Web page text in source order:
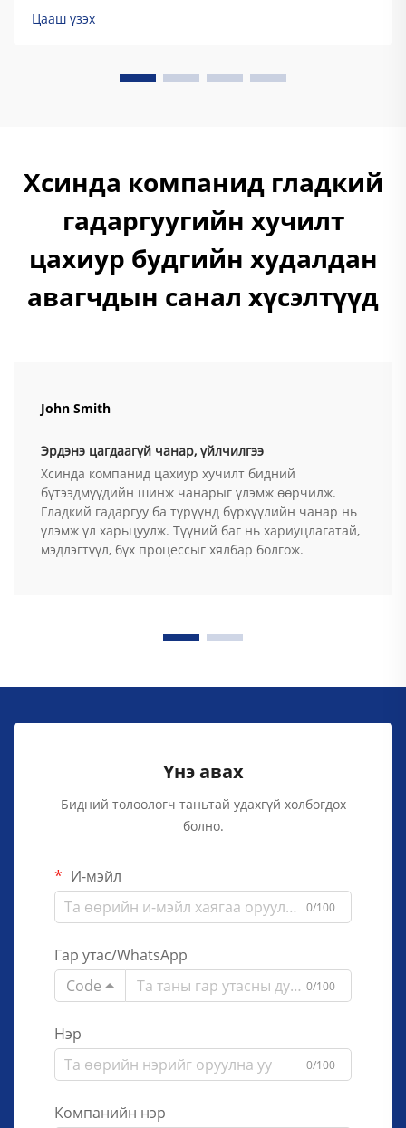
тусгай термосет полимер найрлагад суурилж.
Цааш үзэх
Хсинда компанид гладкий
гадаргуугийн хучилт
цахиур будгийн худалдан
авагчдын санал хүсэлтүүд
John Smith
Эрдэнэ цагдаагүй чанар, үйлчилгээ
Хсинда компанид цахиур хучилт бидний
бүтээдмүүдийн шинж чанарыг үлэмж өөрчилж.
Гладкий гадаргуу ба түрүүнд бүрхүүлийн чанар нь
үлэмж үл харьцуулж. Түүний баг нь хариуцлагатай,
мэдлэгтүүл, бүх процессыг хялбар болгож.
Үнэ авах
Бидний төлөөлөгч таньтай удахгүй холбогдох
болно.
И-мэйл
0/100
Гар утас/WhatsApp
Code
0/100
Нэр
0/100
Компанийн нэр